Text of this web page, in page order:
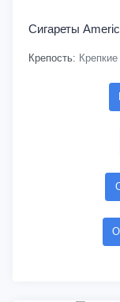
Сигареты
Крепость: Крепкие